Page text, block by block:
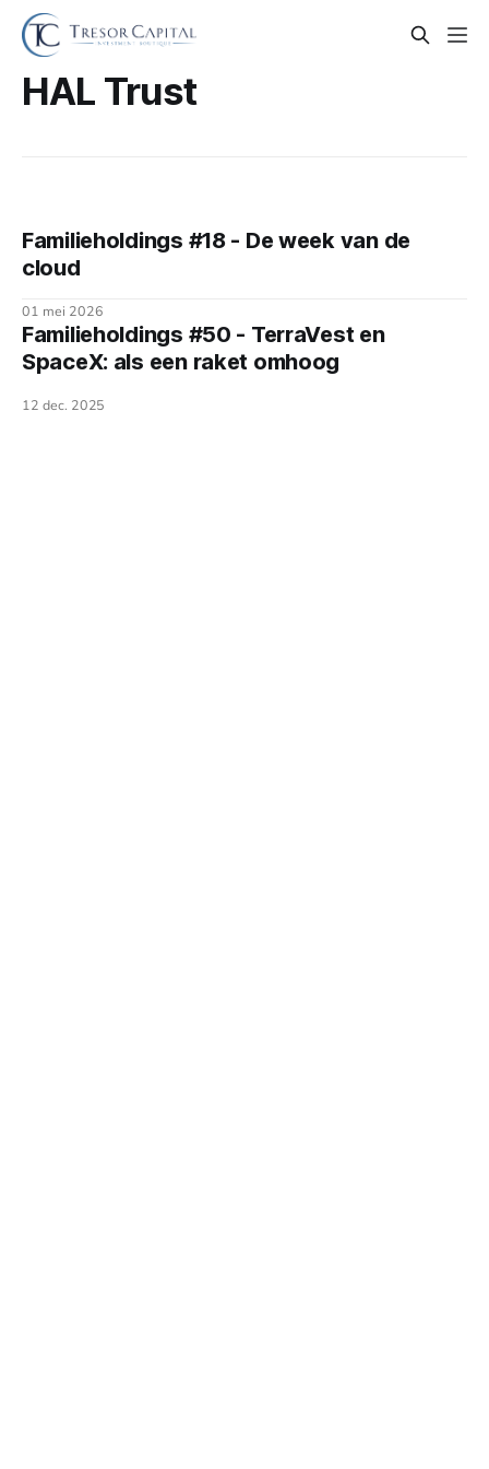
HAL Trust
Familieholdings #18 - De week van de
cloud
01 mei 2026
Familieholdings #50 - TerraVest en
SpaceX: als een raket omhoog
12 dec. 2025